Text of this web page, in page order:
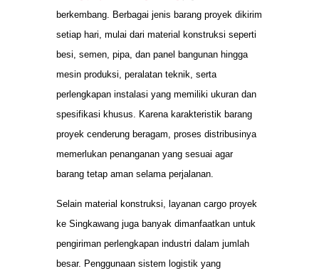
berkembang. Berbagai jenis barang proyek dikirim
setiap hari, mulai dari material konstruksi seperti
besi, semen, pipa, dan panel bangunan hingga
mesin produksi, peralatan teknik, serta
perlengkapan instalasi yang memiliki ukuran dan
spesifikasi khusus. Karena karakteristik barang
proyek cenderung beragam, proses distribusinya
memerlukan penanganan yang sesuai agar
barang tetap aman selama perjalanan.
Selain material konstruksi, layanan cargo proyek
ke Singkawang juga banyak dimanfaatkan untuk
pengiriman perlengkapan industri dalam jumlah
besar. Penggunaan sistem logistik yang